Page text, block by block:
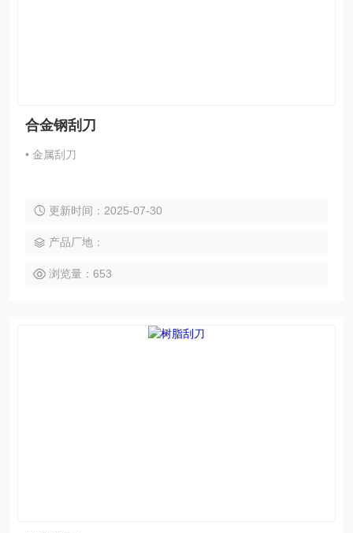
合金钢刮刀
• 金属刮刀
更新时间：2025-07-30
产品厂地：
浏览量：653